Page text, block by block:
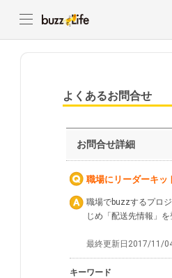
よくあるお問合せ
お問合せ詳細
職場にリーダーキッ
職場でbuzzするプロ
じめ「配送先情報」
最終更新日2017/
キーワード